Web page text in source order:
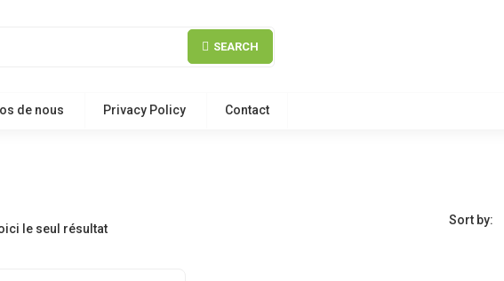
SEARCH
de nous Privacy Policy Contact
le seul résultat
Sort by: